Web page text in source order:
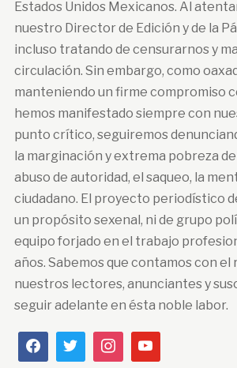
Estados Unidos Mexicanos. Al
nuestro Director de Edición y de la
incluso tratando de censurarnos y
circulación. Sin embargo, como
manteniendo un firme compromiso
hemos manifestado siempre con
punto crítico, seguiremos
la marginación y extrema pobreza
abuso de autoridad, el saqueo, la
ciudadano. El proyecto periodístico
un propósito sexenal, ni de grupo
equipo forjado en el trabajo
años. Sabemos que contamos con el
nuestros lectores, anunciantes y
seguir adelante en ésta noble labor.